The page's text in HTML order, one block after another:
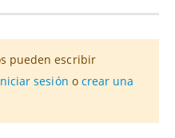
pueden escribir
sesión o crear una